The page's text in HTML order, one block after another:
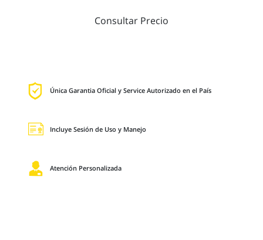
Consultar Precio
Única Garantia Oficial y Service Autorizado en el País
Incluye Sesión de Uso y Manejo
Atención Personalizada